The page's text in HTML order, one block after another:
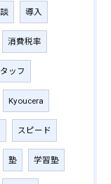
導入
消費税率
ッフ
Kyoucera
スピード
塾 学習塾